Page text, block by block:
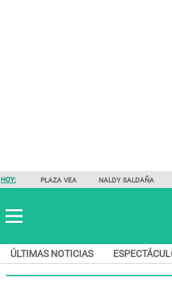
HOY: PLAZA VEA NALDY SALDAÑA
ÚLTIMAS NOTICIAS